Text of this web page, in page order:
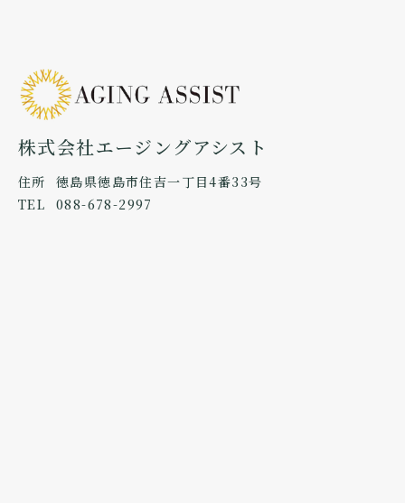
株式会社エージングアシスト
住所
徳島県徳島市住吉一丁目4番33号
TEL
088-678-2997